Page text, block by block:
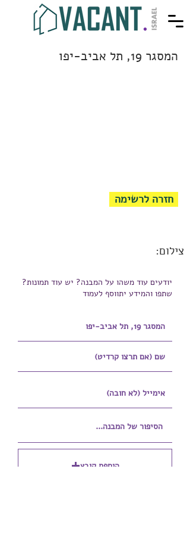
המסגר 19, תל אביב-יפו
חזרה לרשימה
צילום:
יודעים עוד משהו על המבנה? יש עוד תמונות?
שתפו והמידע יתווסף לעמוד
הוספת קובץ